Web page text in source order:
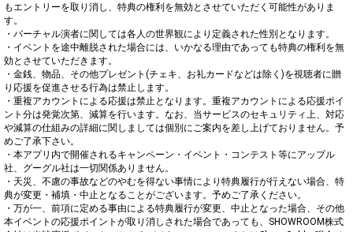
もエントリーを取り消し、特典の権利を無効とさせていただく可能性がありま
す。
・バーチャル演者に関しては各人の世界観により定義された性別となります。
・イベントを途中離脱された場合には、いかなる理由であっても特典の権利を無
効とさせていただきます。
・金銭、物品、その他プレゼント(チェキ、お礼カードなどは除く)を視聴者に贈
り応援を促進させる行為は禁止します。
・重複アカウントによる応援は禁止となります。重複アカウントによる応援ポイ
ント分は発覚次第、減算を行います。なお、当サービスのセキュリティ上、対応
や減算の仕組みの詳細に関しましては個別にご案内を差し上げておりません。予
めご了承下さい。
・本アプリ内で開催されるキャンペーン・イベント・コンテスト等にアップル
社、グーグル社は一切関係ありません。
・天災、不慮の事故などのやむを得ない事情により特典履行が行えない場合、特
典が変更・補填・中止となることがございます。予めご了承ください。
・万が一、前項に定める事由による特典履行が変更、中止となった場合、その他
本イベントの応援ポイントが取り消しされた場合であっても、SHOWROOM株式